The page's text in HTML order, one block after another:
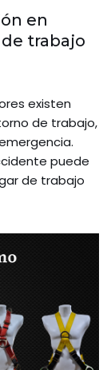
en
trabajo
existen
de trabajo,
puede
de trabajo